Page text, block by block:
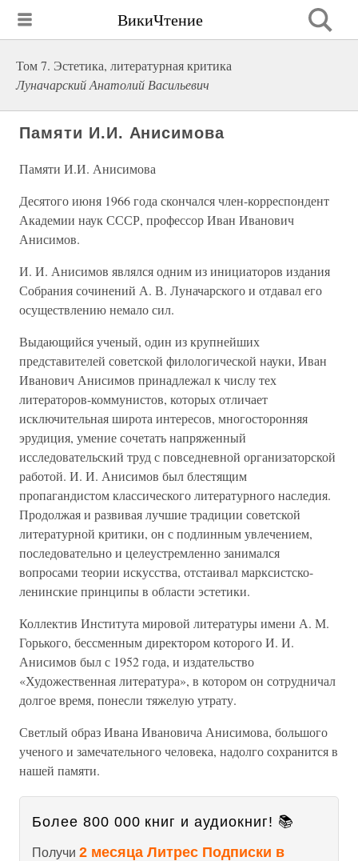
ВикиЧтение
Том 7. Эстетика, литературная критика
Луначарский Анатолий Васильевич
Памяти И.И. Анисимова
Памяти И.И. Анисимова
Десятого июня 1966 года скончался член-корреспондент
Академии наук СССР, профессор Иван Иванович
Анисимов.
И. И. Анисимов являлся одним из инициаторов издания
Собрания сочинений А. В. Луначарского и отдавал его
осуществлению немало сил.
Выдающийся ученый, один из крупнейших
представителей советской филологической науки, Иван
Иванович Анисимов принадлежал к числу тех
литераторов-коммунистов, которых отличает
исключительная широта интересов, многосторонняя
эрудиция, умение сочетать напряженный
исследовательский труд с повседневной организаторской
работой. И. И. Анисимов был блестящим
пропагандистом классического литературного наследия.
Продолжая и развивая лучшие традиции советской
литературной критики, он с подлинным увлечением,
последовательно и целеустремленно занимался
вопросами теории искусства, отстаивал марксистско-
ленинские принципы в области эстетики.
Коллектив Института мировой литературы имени А. М.
Горького, бессменным директором которого И. И.
Анисимов был с 1952 года, и издательство
«Художественная литература», в котором он сотрудничал
долгое время, понесли тяжелую утрату.
Светлый образ Ивана Ивановича Анисимова, большого
ученого и замечательного человека, надолго сохранится в
нашей памяти.
Более 800 000 книг и аудиокниг! 📚
Получи 2 месяца Литрес Подписки в